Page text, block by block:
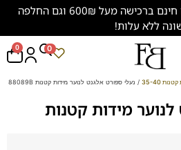
משתלם להתחדש: משלוח חינם ברכישה מעל 600₪ וגם החלפה
ללא עלות!
0 0
35-40
/ נעלי ספורט אלגנט לנוער מידות קטנות 88089B
מידות קטנות